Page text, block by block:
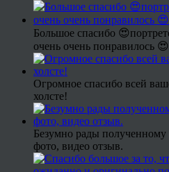
Большое спасибо
очень очень понравилось
Огромное спасибо всей
холсте!
Безумно рады
фото, видео отзыв.